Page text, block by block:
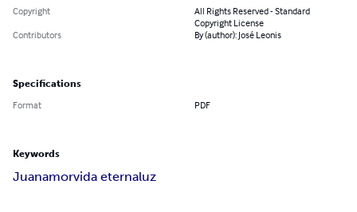
Copyright
All Rights Reserved - Standard
Copyright License
Contributors
By (author): José Leonis
Specifications
Format PDF
Keywords
Juanamorvida eternaluz